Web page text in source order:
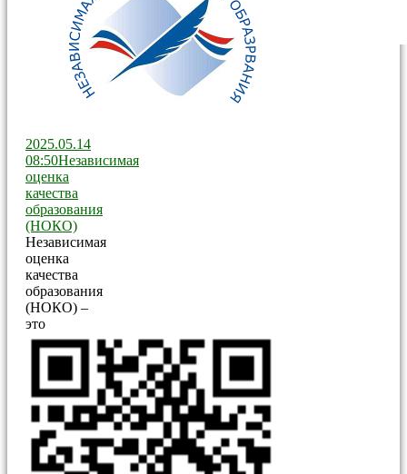
2025.05.17
Телефон
Доверия
2025.05.14
08:50Независимая
оценка
качества
образования
(НОКО)
Независимая
оценка
качества
образования
(НОКО) –
это
оценочная
процедура,
направленная
на получение
сведений об
образовательной
деятельности
организаций,
осуществляющих